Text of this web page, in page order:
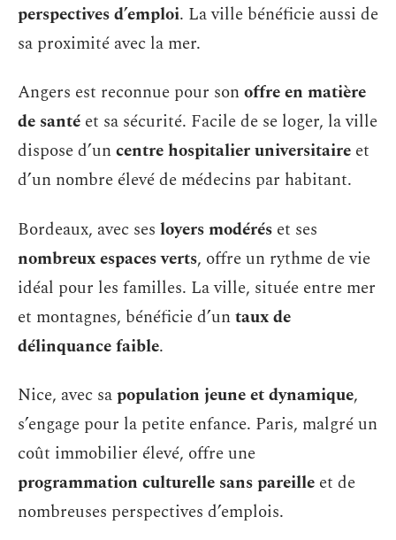
perspectives d’emploi. La ville bénéficie aussi de
sa proximité avec la mer.
Angers est reconnue pour sonoffre en matière
de santé et sa sécurité. Facile de se loger, la ville
dispose d’uncentre hospitalier universitaire et
d’un nombre élevé de médecins par habitant.
Bordeaux, avec ses loyers modérés et ses
nombreux espaces verts, offre un rythme de vie
idéal pour les familles. La ville, située entre mer
et montagnes, bénéficie d’untaux de
délinquance faible.
Nice, avec sapopulation jeune et dynamique,
s’engage pour la petite enfance. Paris, malgré un
coût immobilier élevé, offre une
programmation culturelle sans pareille et de
nombreuses perspectives d’emplois.